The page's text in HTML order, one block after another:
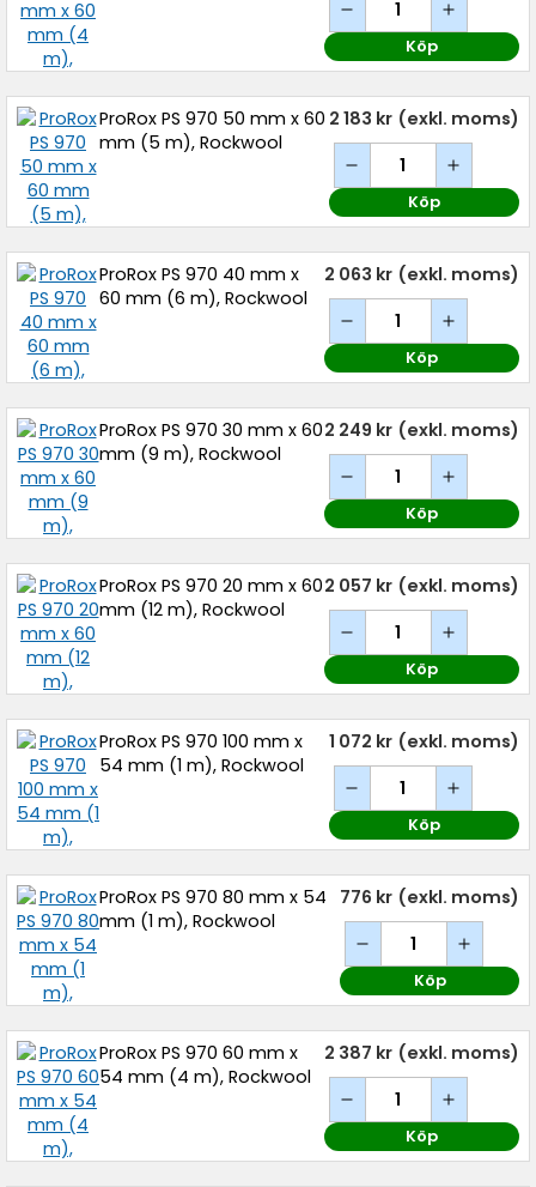
Köp
ProRox PS 970 50 mm x 60
mm (5 m), Rockwool
2 183 kr (exkl. moms)
Köp
ProRox PS 970 40 mm x
60 mm (6 m), Rockwool
2 063 kr (exkl. moms)
Köp
ProRox PS 970 30 mm x 60
mm (9 m), Rockwool
2 249 kr (exkl. moms)
Köp
ProRox PS 970 20 mm x 60
mm (12 m), Rockwool
2 057 kr (exkl. moms)
Köp
ProRox PS 970 100 mm x
54 mm (1 m), Rockwool
1 072 kr (exkl. moms)
Köp
ProRox PS 970 80 mm x 54
mm (1 m), Rockwool
776 kr (exkl. moms)
Köp
ProRox PS 970 60 mm x
54 mm (4 m), Rockwool
2 387 kr (exkl. moms)
Köp